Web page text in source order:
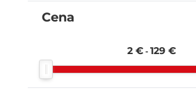
Cena
2 € - 129 €